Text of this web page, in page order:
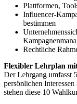
Plattformen,
Influencer-
bestimmen
Rechtliche
Flexibler Lehrplan
Der Lehrgang umfasst
persönlichen
stehen diese 10